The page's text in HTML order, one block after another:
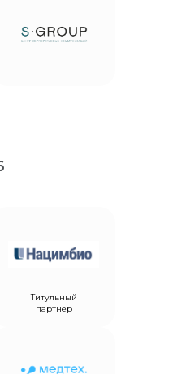
Титульный
партнер